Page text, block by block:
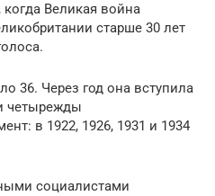
когда Великая война
старше 30 лет
36. Через год она вступила
четырежды
в 1922, 1926, 1931 и 1934
социалистами